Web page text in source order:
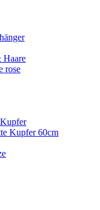
Haare
rose
Kupfer 60cm